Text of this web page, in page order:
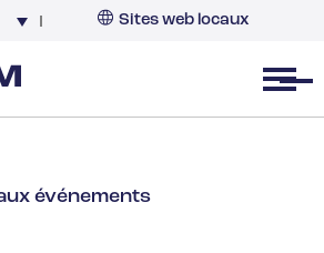
Sites web locaux
Open menu
événements